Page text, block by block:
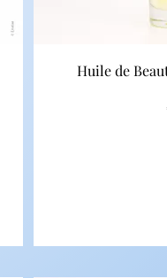
Huile de